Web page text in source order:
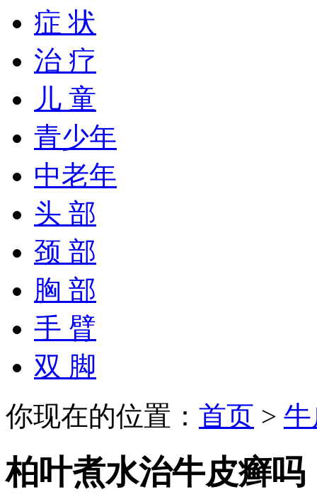
症 状
治 疗
儿 童
青少年
中老年
头 部
颈 部
胸 部
手 臂
双 脚
你现在的位置： 首页 >
柏叶煮水治牛皮癣吗